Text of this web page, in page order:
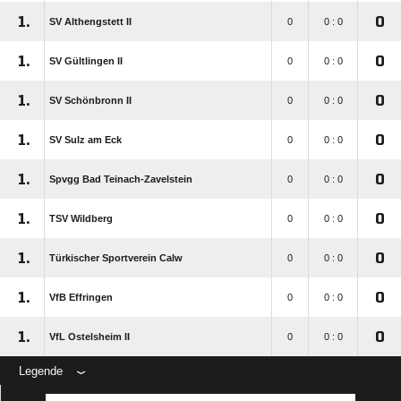
1. SV Althengstett II 0 0 : 0 0
1. SV Gültlingen II 0 0 : 0 0
1. SV Schönbronn II 0 0 : 0 0
1. SV Sulz am Eck 0 0 : 0 0
1. Spvgg Bad Teinach-Zavelstein 0 0 : 0 0
1. TSV Wildberg 0 0 : 0 0
1. Türkischer Sportverein Calw 0 0 : 0 0
1. VfB Effringen 0 0 : 0 0
1. VfL Ostelsheim II 0 0 : 0 0
Legende